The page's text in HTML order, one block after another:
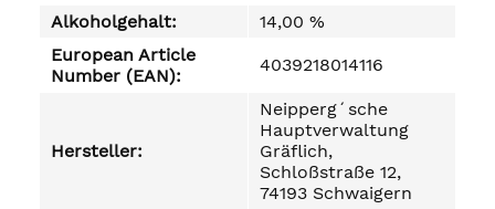
Alkoholgehalt:
14,00 %
European Article
Number (EAN):
4039218014116
Hersteller:
Neipperg´sche
Hauptverwaltung
Gräflich,
Schloßstraße 12,
74193 Schwaigern